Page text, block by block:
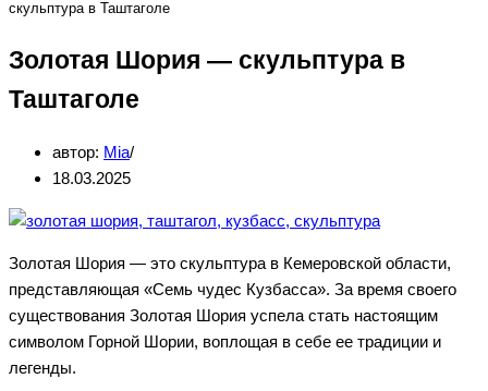
скульптура в Таштаголе
Золотая Шория — скульптура в
Таштаголе
автор: Mia
18.03.2025
Золотая Шория — это скульптура в Кемеровской области,
представляющая «Семь чудес Кузбасса». За время своего
существования Золотая Шория успела стать настоящим
символом Горной Шории, воплощая в себе ее традиции и
легенды.